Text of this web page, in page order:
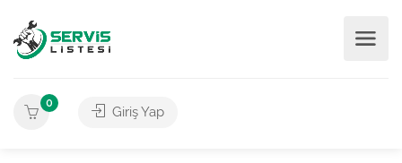
0
Giriş Yap